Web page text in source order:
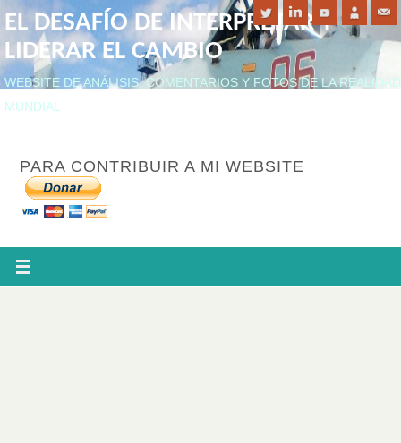
EL DESAFÍO DE INTERPRETAR Y
LIDERAR EL CAMBIO
WEBSITE DE ANÁLISIS, COMENTARIOS Y FOTOS DE LA REALIDAD
MUNDIAL
PARA CONTRIBUIR A MI WEBSITE